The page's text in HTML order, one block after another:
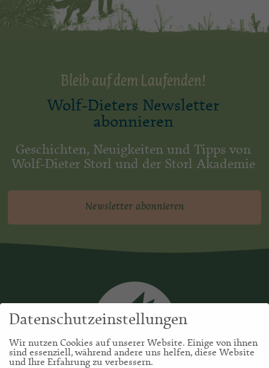
Bleib auf dem Laufenden!
Wolf-Dieters Newsletter
abonnieren
Geschichten, Neuigkeiten und Tipps von
Wolf-Dieter Storl und der Storl Akademie
Newsletter abonnieren
Datenschutzeinstellungen
Wir nutzen Cookies auf unserer Website. Einige von ihnen
sind essenziell, während andere uns helfen, diese Website
und Ihre Erfahrung zu verbessern.